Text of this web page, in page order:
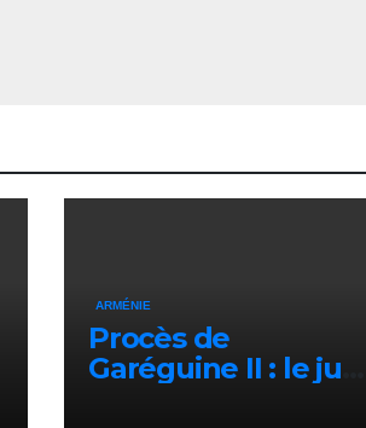
ARMÉNIE
Procès de
Garéguine II : le juge